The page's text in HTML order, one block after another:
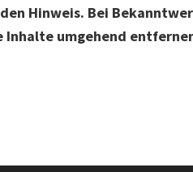
Hinweis. Bei
umgehend